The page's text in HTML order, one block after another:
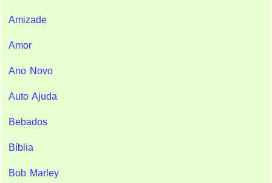
Amizade
Amor
Ano Novo
Auto Ajuda
Bebados
Bíblia
Bob Marley